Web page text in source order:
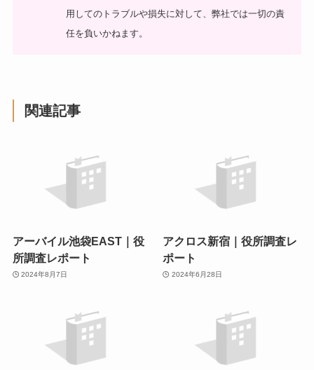
用してのトラブルや損失に対して、弊社では一切の責
任を負いかねます。
関連記事
アーバイル池袋EAST｜役
所調査レポート
2024年8月7日
アクロス新宿｜役所調査レ
ポート
2024年6月28日